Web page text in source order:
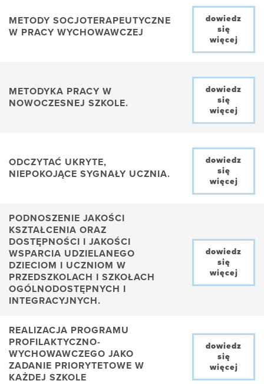
METODY SOCJOTERAPEUTYCZNE
W PRACY WYCHOWAWCZEJ
dowiedz
się
więcej
METODYKA PRACY W
NOWOCZESNEJ SZKOLE.
dowiedz
się
więcej
ODCZYTAĆ UKRYTE,
NIEPOKOJĄCE SYGNAŁY UCZNIA.
dowiedz
się
więcej
PODNOSZENIE JAKOŚCI
KSZTAŁCENIA ORAZ
DOSTĘPNOŚCI I JAKOŚCI
WSPARCIA UDZIELANEGO
DZIECIOM I UCZNIOM W
PRZEDSZKOLACH I SZKOŁACH
OGÓLNODOSTĘPNYCH I
INTEGRACYJNYCH.
dowiedz
się
więcej
REALIZACJA PROGRAMU
PROFILAKTYCZNO-
WYCHOWAWCZEGO JAKO
ZADANIE PRIORYTETOWE W
KAŻDEJ SZKOLE
dowiedz
się
więcej